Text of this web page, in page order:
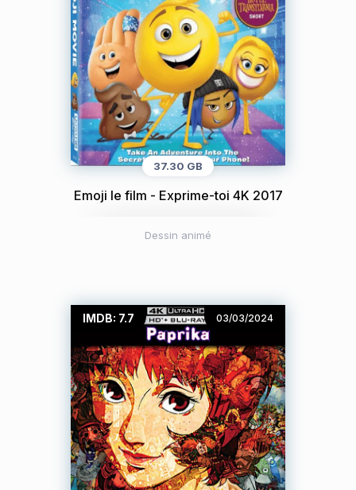
37.30 GB
Emoji le film - Exprime-toi 4K 2017
Dessin animé
IMDB: 7.7 03/03/2024